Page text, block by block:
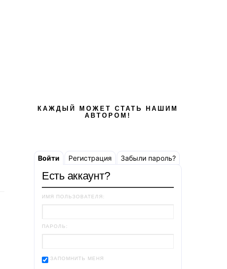
КАЖДЫЙ МОЖЕТ СТАТЬ НАШИМ
АВТОРОМ!
Войти Регистрация Забыли пароль?
Есть аккаунт?
ИМЯ ПОЛЬЗОВАТЕЛЯ:
ПАРОЛЬ:
ЗАПОМНИТЬ МЕНЯ